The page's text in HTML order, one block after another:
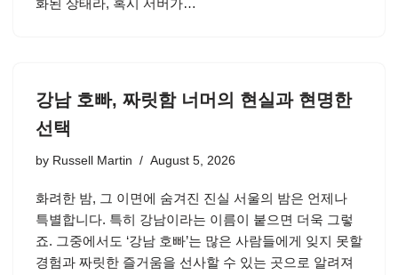
화된 상태라, 혹시 서버가…
강남 호빠, 짜릿함 너머의 현실과 현명한
선택
by Russell Martin August 5, 2026
화려한 밤, 그 이면에 숨겨진 진실 서울의 밤은 언제나
특별합니다. 특히 강남이라는 이름이 붙으면 더욱 그렇
죠. 그중에서도 ‘강남 호빠’는 많은 사람들에게 잊지 못할
경험과 짜릿한 즐거움을 선사할 수 있는 곳으로 알려져